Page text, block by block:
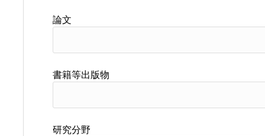
論文
書籍等出版物
研究分野